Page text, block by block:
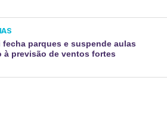
fecha parques e suspende aulas
à previsão de ventos fortes